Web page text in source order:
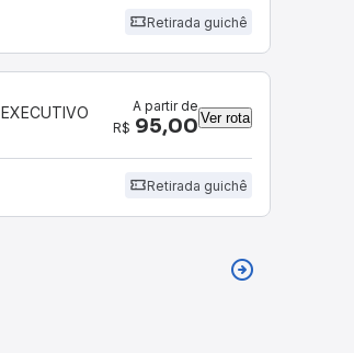
Retirada guichê
EXECUTIVO
A partir de
R$ 95,00 Ver rota
Retirada guichê